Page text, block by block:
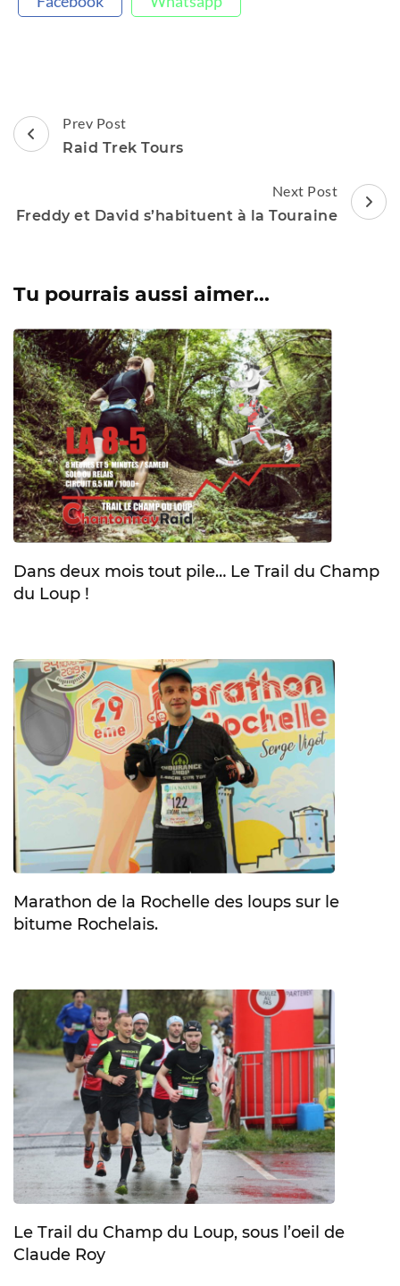
Post
Navigation
Prev Post
Raid Trek Tours
Next Post
Freddy et David s’habituent à la Touraine
Tu pourrais aussi aimer...
Dans deux mois tout pile… Le Trail du Champ
du Loup !
Marathon de la Rochelle des loups sur le
bitume Rochelais.
Le Trail du Champ du Loup, sous l’oeil de
Claude Roy